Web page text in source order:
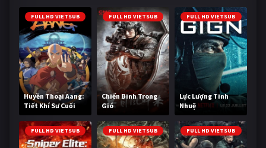
FULL HD VIETSUB
Huyền Thoại Aang:
Tiết Khí Sư Cuối
Cùng
FULL HD VIETSUB
Chiến Binh Trong
Gió
FULL HD VIETSUB
Lực Lượng Tinh
Nhuệ
FULL HD VIETSUB FULL HD VIETSUB FULL HD VIETSUB